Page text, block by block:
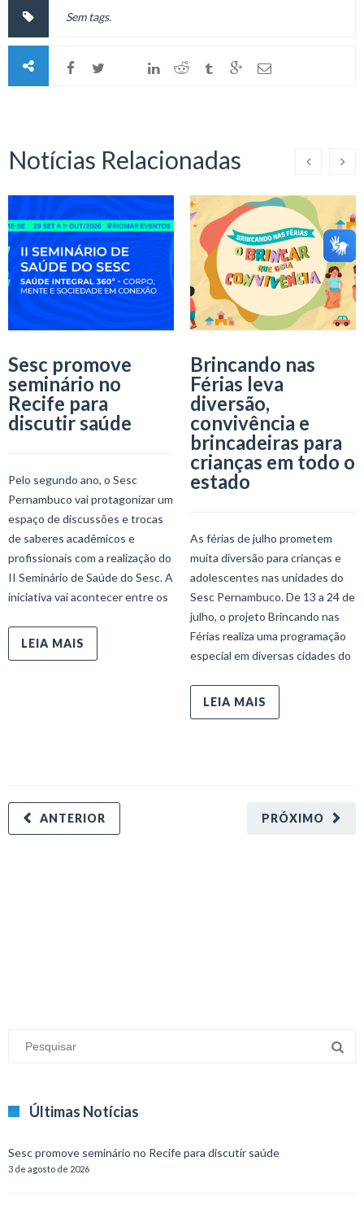
Sem tags.
Notícias Relacionadas
Sesc promove
seminário no
Recife para
discutir saúde
Pelo segundo ano, o Sesc
Pernambuco vai protagonizar um
espaço de discussões e trocas
de saberes acadêmicos e
profissionais com a realização do
II Seminário de Saúde do Sesc. A
iniciativa vai acontecer entre os
LEIA MAIS
Brincando nas
Férias leva
diversão,
convivência e
brincadeiras para
crianças em todo o
estado
As férias de julho prometem
muita diversão para crianças e
adolescentes nas unidades do
Sesc Pernambuco. De 13 a 24 de
julho, o projeto Brincando nas
Férias realiza uma programação
especial em diversas cidades do
LEIA MAIS
PRÓXIMO
ANTERIOR
Últimas Notícias
Sesc promove seminário no Recife para discutir saúde
3 de agosto de 2026